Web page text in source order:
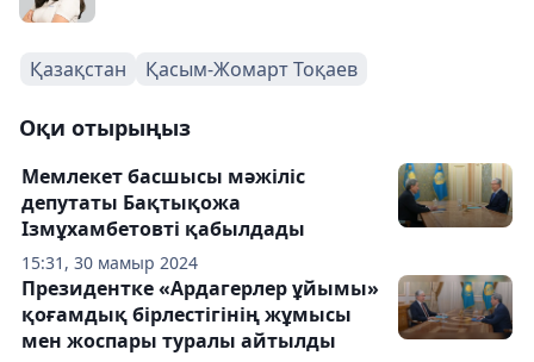
Қазақстан Қасым-Жомарт Тоқаев
Оқи отырыңыз
15:31, 30 мамыр 2024
Мемлекет басшысы мәжіліс
депутаты Бақтықожа
Ізмұхамбетовті қабылдады
Президентке «Ардагерлер ұйымы»
қоғамдық бірлестігінің жұмысы
мен жоспары туралы айтылды